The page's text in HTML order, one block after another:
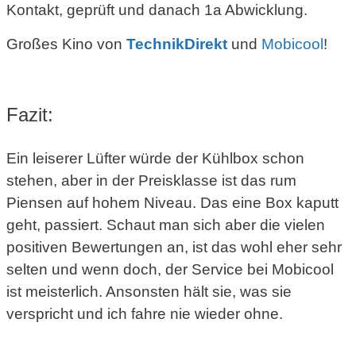
Kontakt, geprüft und danach 1a Abwicklung.
Großes Kino von TechnikDirekt und Mobicool !
Fazit:
Ein leiserer Lüfter würde der Kühlbox schon
stehen, aber in der Preisklasse ist das rum
Piensen auf hohem Niveau. Das eine Box kaputt
geht, passiert. Schaut man sich aber die vielen
positiven Bewertungen an, ist das wohl eher sehr
selten und wenn doch, der Service bei Mobicool
ist meisterlich. Ansonsten hält sie, was sie
verspricht und ich fahre nie wieder ohne.